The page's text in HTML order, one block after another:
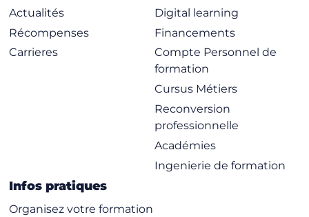
Actualités
Récompenses
Carrieres
Digital learning
Financements
Compte Personnel de
formation
Cursus Métiers
Reconversion
professionnelle
Académies
Ingenierie de formation
Infos pratiques
Organisez votre formation